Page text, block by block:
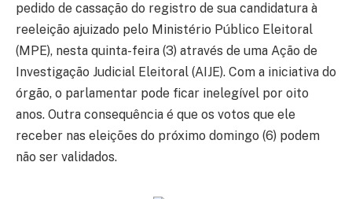
pedido de cassação do registro de sua candidatura à
reeleição ajuizado pelo Ministério Público Eleitoral
(MPE), nesta quinta-feira (3) através de uma Ação de
Investigação Judicial Eleitoral (AIJE). Com a iniciativa do
órgão, o parlamentar pode ficar inelegível por oito
anos. Outra consequência é que os votos que ele
receber nas eleições do próximo domingo (6) podem
não ser validados.